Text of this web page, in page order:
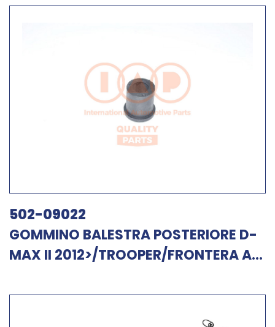
502-09022
GOMMINO BALESTRA POSTERIORE D-
MAX II 2012>/TROOPER/FRONTERA A...